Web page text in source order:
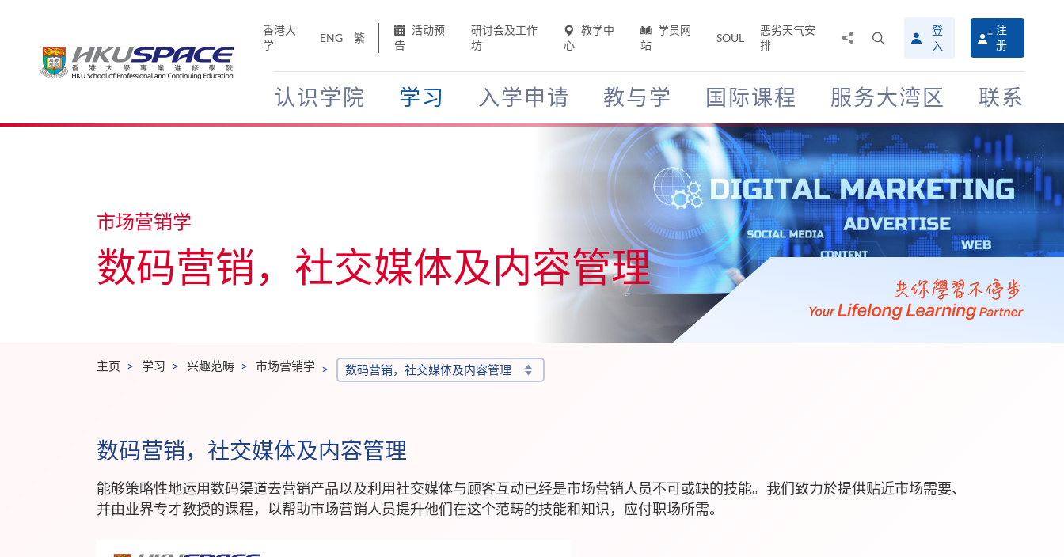
香港大
学
ENG 繁
活动预
告
研讨会及工作
坊
教学中
心
学员网
站
SOUL
恶劣天气安
排
搜
寻
介
面
登
入
注
册
认识学院 学习 入学申请 教与学 国际课程 服务大湾区 联系
Main
市场营销学
数码营销，社交媒体及内容管理
主页 学习 兴趣范畴 市场营销学 数码营销，社交媒体及内容管理
数码营销，社交媒体及内容管理
能够策略性地运用数码渠道去营销产品以及利用社交媒体与顾客互动已经是市场营销人员不可或缺的技能。我们致力於提供贴近市场需要、
并由业界专才教授的课程，以帮助市场营销人员提升他们在这个范畴的技能和知识，应付职场所需。